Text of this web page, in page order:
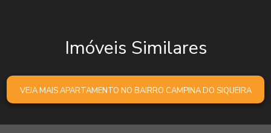
Imóveis Similares
VEJA MAIS APARTAMENTO NO BAIRRO CAMPINA DO SIQUEIRA